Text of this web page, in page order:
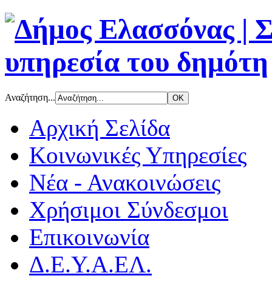
Αναζήτηση...
Αρχική Σελίδα
Κοινωνικές Υπηρεσίες
Νέα - Ανακοινώσεις
Χρήσιμοι Σύνδεσμοι
Επικοινωνία
Δ.Ε.Υ.Α.ΕΛ.